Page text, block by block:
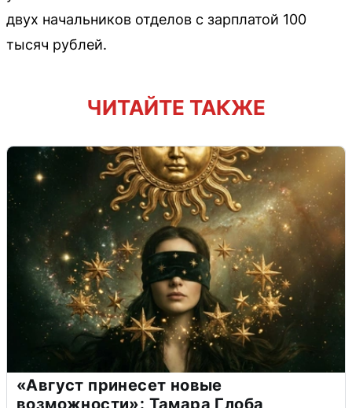
двух начальников отделов с зарплатой 100
тысяч рублей.
ЧИТАЙТЕ ТАКЖЕ
«Август принесет новые
возможности»: Тамара Глоба